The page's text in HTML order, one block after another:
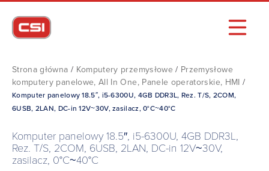
Strona główna / Komputery przemysłowe / Przemysłowe
komputery panelowe, All In One, Panele operatorskie, HMI /
Komputer panelowy 18.5″, i5-6300U, 4GB DDR3L, Rez. T/S, 2COM,
6USB, 2LAN, DC-in 12V~30V, zasilacz, 0°C~40°C
Komputer panelowy 18.5″, i5-6300U, 4GB DDR3L,
Rez. T/S, 2COM, 6USB, 2LAN, DC-in 12V~30V,
zasilacz, 0°C~40°C